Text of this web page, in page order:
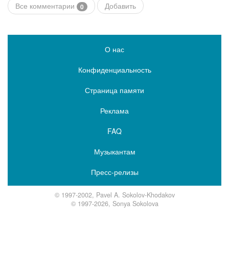
Все комментарии 0 Добавить
О нас
Конфиденциальность
Страница памяти
Реклама
FAQ
Музыкантам
Пресс-релизы
© 1997-2002, Pavel A. Sokolov-Khodakov
© 1997-2026, Sonya Sokolova